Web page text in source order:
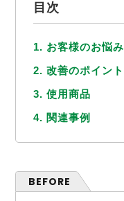
目次
1. お客様のお悩み
2. 改善のポイント
3. 使用商品
4. 関連事例
BEFORE